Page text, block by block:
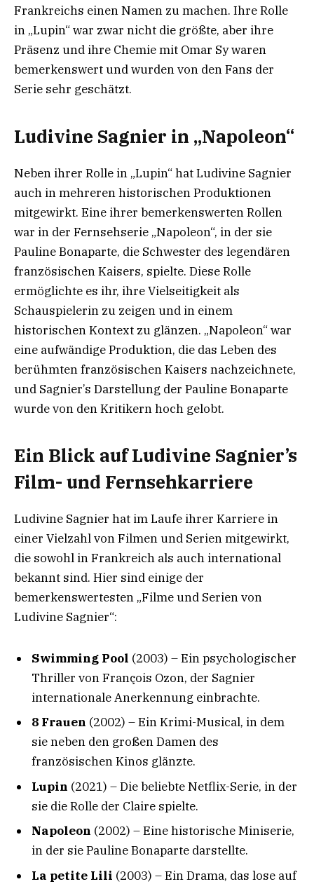
Frankreichs einen Namen zu machen. Ihre Rolle
in „Lupin“ war zwar nicht die größte, aber ihre
Präsenz und ihre Chemie mit Omar Sy waren
bemerkenswert und wurden von den Fans der
Serie sehr geschätzt.
Ludivine Sagnier in „Napoleon“
Neben ihrer Rolle in „Lupin“ hat Ludivine Sagnier
auch in mehreren historischen Produktionen
mitgewirkt. Eine ihrer bemerkenswerten Rollen
war in der Fernsehserie „Napoleon“, in der sie
Pauline Bonaparte, die Schwester des legendären
französischen Kaisers, spielte. Diese Rolle
ermöglichte es ihr, ihre Vielseitigkeit als
Schauspielerin zu zeigen und in einem
historischen Kontext zu glänzen. „Napoleon“ war
eine aufwändige Produktion, die das Leben des
berühmten französischen Kaisers nachzeichnete,
und Sagnier’s Darstellung der Pauline Bonaparte
wurde von den Kritikern hoch gelobt.
Ein Blick auf Ludivine Sagnier’s
Film- und Fernsehkarriere
Ludivine Sagnier hat im Laufe ihrer Karriere in
einer Vielzahl von Filmen und Serien mitgewirkt,
die sowohl in Frankreich als auch international
bekannt sind. Hier sind einige der
bemerkenswertesten „Filme und Serien von
Ludivine Sagnier“:
Swimming Pool (2003) – Ein psychologischer
Thriller von François Ozon, der Sagnier
internationale Anerkennung einbrachte.
8 Frauen (2002) – Ein Krimi-Musical, in dem
sie neben den großen Damen des
französischen Kinos glänzte.
Lupin (2021) – Die beliebte Netflix-Serie, in der
sie die Rolle der Claire spielte.
Napoleon (2002) – Eine historische Miniserie,
in der sie Pauline Bonaparte darstellte.
La petite Lili (2003) – Ein Drama, das lose auf